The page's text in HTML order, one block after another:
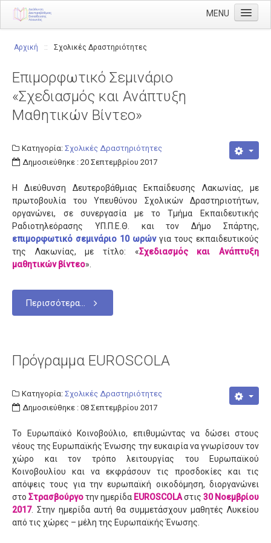
MENU
Διευθυντής
Διάρθρωση
Τμήμα Α' Διοικητικού
Τμήμα Β' Οικονομικού
Τμήμα Γ' Προσωπικού
Τμήμα Δ' Πληροφορικής & Νέων Τεχνολογιών
Τμήμα Ε' Εκπαιδευτικών Θεμάτων
ΠΥΣΔΕ
ΠΥΣΔΕ Επιλογής
Γυμνάσια
Επαγγελματικά Λύκεια
Δράσεις
Πληροφορίες
Προκηρύξεις
Ωρολόγια Προγράμματα
Εκπαιδευτικοί
Μεταθέσεις
Αρχική :: Σχολικές Δραστηριότητες
Επιμορφωτικό Σεμινάριο
«Σχεδιασμός και Ανάπτυξη
Μαθητικών Βίντεο»
Κατηγορία: Σχολικές Δραστηριότητες
Δημοσιεύθηκε : 20 Σεπτεμβρίου 2017
Η Διεύθυνση Δευτεροβάθμιας Εκπαίδευσης Λακωνίας, με
πρωτοβουλία του Υπευθύνου Σχολικών Δραστηριοτήτων,
οργανώνει, σε συνεργασία με το Τμήμα Εκπαιδευτικής
Ραδιοτηλεόρασης ΥΠ.Π.Ε.Θ. και τον Δήμο Σπάρτης,
επιμορφωτικό σεμινάριο 10 ωρώνγια τους εκπαιδευτικούς
της Λακωνίας, με τίτλο: «Σχεδιασμός και Ανάπτυξη
μαθητικών βίντεο».
Περισσότερα...
Πρόγραμμα EUROSCOLA
Κατηγορία: Σχολικές Δραστηριότητες
Δημοσιεύθηκε : 08 Σεπτεμβρίου 2017
Το Ευρωπαϊκό Κοινοβούλιο, επιθυμώντας να δώσει στους
νέους της Ευρωπαϊκής Ένωσης την ευκαιρία να γνωρίσουν τον
χώρο και τον τρόπο λειτουργίας του Ευρωπαϊκού
Κοινοβουλίου και να εκφράσουν τις προσδοκίες και τις
απόψεις τους για την ευρωπαϊκή οικοδόμηση, διοργανώνει
στο Στρασβούργοτην ημερίδα EUROSCOLAστις 30 Νοεμβρίου
2017. Στην ημερίδα αυτή θα συμμετάσχουν μαθητές Λυκείου
από τις χώρες – μέλη της Ευρωπαϊκής Ένωσης.